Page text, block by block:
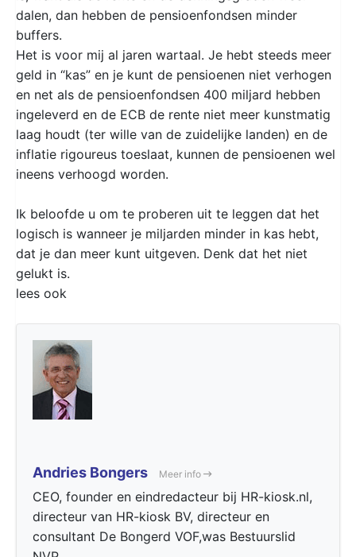
dalen, dan hebben de pensioenfondsen minder
buffers.
Het is voor mij al jaren wartaal. Je hebt steeds meer
geld in “kas” en je kunt de pensioenen niet verhogen
en net als de pensioenfondsen 400 miljard hebben
ingeleverd en de ECB de rente niet meer kunstmatig
laag houdt (ter wille van de zuidelijke landen) en de
inflatie rigoureus toeslaat, kunnen de pensioenen wel
ineens verhoogd worden.
Ik beloofde u om te proberen uit te leggen dat het
logisch is wanneer je miljarden minder in kas hebt,
dat je dan meer kunt uitgeven. Denk dat het niet
gelukt is.
lees ook
Andries Bongers Meer info
CEO, founder en eindredacteur bij HR-kiosk.nl,
directeur van HR-kiosk BV, directeur en
consultant De Bongerd VOF,was Bestuurslid